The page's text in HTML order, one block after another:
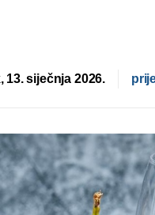
13. siječnja 2026.